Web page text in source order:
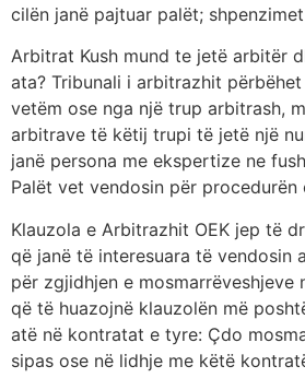
cilën janë pajtuar palët;
Arbitrat Kush mund te jetë arbitër
ata? Tribunali i arbitrazhit
vetëm ose nga një trup arbitrash,
arbitrave të këtij trupi të jetë një
janë persona me ekspertize ne
Palët vet vendosin për
Klauzola e Arbitrazhit OEK jep të
që janë të interesuara të vendosin
për zgjidhjen e mosmarrëveshjeve
që të huazojnë klauzolën më
atë në kontratat e tyre: Çdo
sipas ose në lidhje me këtë